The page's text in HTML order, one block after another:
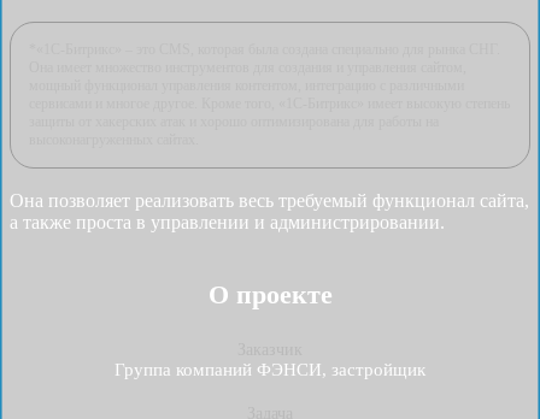
Она позволяет реализовать весь требуемый функционал сайта,
а также проста в управлении и администрировании.
О проекте
Группа компаний ФЭНСИ, застройщик